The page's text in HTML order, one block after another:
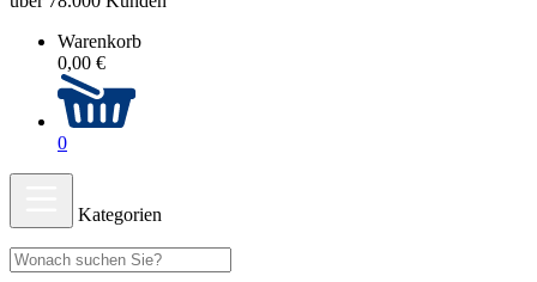
Warenkorb
0,00 €
0
Kategorien